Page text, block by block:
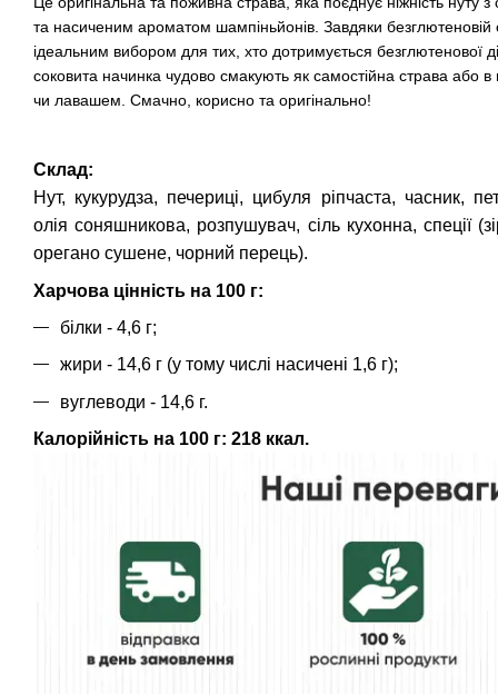
та насиченим ароматом шампіньйонів. Завдяки
ідеальним вибором для тих, хто дотримується безглютенової
соковита начинка чудово смакують як самостійна страва або
чи лавашем. Смачно, корисно та оригінально!
Склад:
Нут, кукурудза, печериці, цибуля ріпчаста, часник,
олія соняшникова, розпушувач, сіль кухонна, спеції
орегано сушене, чорний перець).
Харчова цінність на 100 г:
білки - 4,6 г;
жири - 14,6 г (у тому числі насичені 1,6 г);
вуглеводи - 14,6 г.
Калорійність на 100 г: 218 ккал.